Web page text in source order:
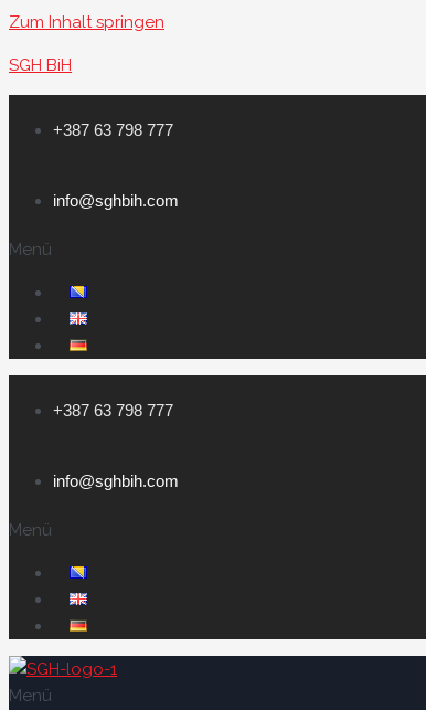
Zum Inhalt springen
SGH BiH
+387 63 798 777
info@sghbih.com
Menü
+387 63 798 777
info@sghbih.com
Menü
Menü